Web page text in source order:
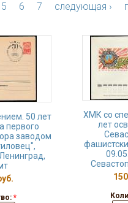
5 6 7 следующая ›
50 лет
первого
заводом
*
ХМК со
лет